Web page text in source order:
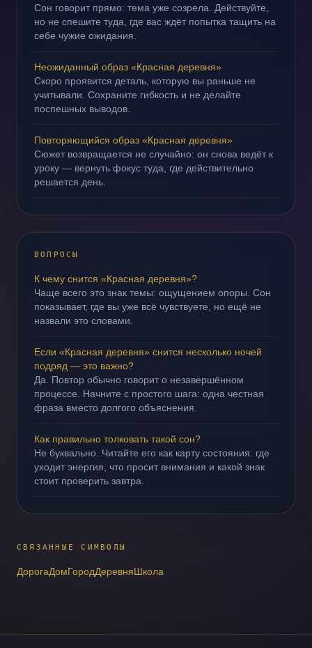
Сон говорит прямо: тема уже созрела. Действуйте,
но не спешите туда, где вас ждёт попытка тащить на
себе чужие ожидания.
Неожиданный образ «Красная деревня»
Скоро проявится деталь, которую вы раньше не
учитывали. Сохраните гибкость и не делайте
поспешных выводов.
Повторяющийся образ «Красная деревня»
Сюжет возвращается не случайно: он снова ведёт к
уроку — вернуть фокус туда, где действительно
решается день.
ВОПРОСЫ
К чему снится «Красная деревня»?
Чаще всего это знак темы: ощущением опоры. Сон
показывает, где вы уже всё чувствуете, но ещё не
назвали это словами.
Если «Красная деревня» снится несколько ночей
подряд — это важно?
Да. Повтор обычно говорит о незавершённом
процессе. Начните с простого шага: одна честная
фраза вместо долгого объяснения.
Как правильно толковать такой сон?
Не буквально. Читайте его как карту состояния: где
уходит энергия, что просит внимания и какой знак
стоит проверить завтра.
СВЯЗАННЫЕ СИМВОЛЫ
ДорогаДомГородДеревняШкола